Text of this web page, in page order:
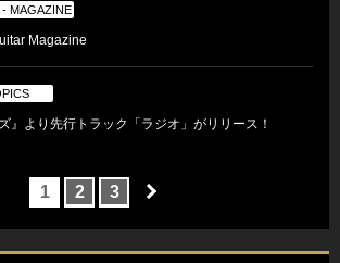
- MAGAZINE
Magazine
』より先行トラック「ラジオ」がリリース！
1 2 3